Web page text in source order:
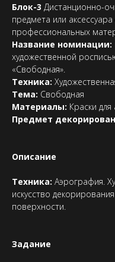
Блок-3 Дистанционно-
предмета или
профессиональных
Название номинации:
художественной
«Свободная».
Техника:
Тема: Свободная
Материалы: Краски
Предмет
Описание
Техника: Аэрография.
искусство
поверхности.
Задание